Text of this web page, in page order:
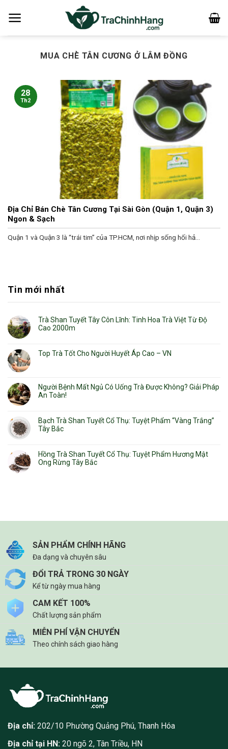
qua
MUA CHÈ TÂN CƯƠNG Ở LÂM ĐỒNG
Địa Chỉ Bán Chè Tân Cương Tại Sài Gòn (Quận 1, Quận 3)
Ngon & Sạch
Quận 1 và Quận 3 là “trái tim” của TP.HCM, nơi nhịp sống hối hả...
28
Th2
Tin mới nhất
Trà Shan Tuyết Tây Côn Lĩnh: Tinh Hoa Trà Việt Từ Độ
Cao 2000m
Top Trà Tốt Cho Người Huyết Áp Cao – VN
Người Bệnh Mất Ngủ Có Uống Trà Được Không? Giải Pháp
An Toàn!
Bạch Trà Shan Tuyết Cổ Thụ: Tuyệt Phẩm “Vàng Trắng”
Tây Bắc
Hồng Trà Shan Tuyết Cổ Thụ: Tuyệt Phẩm Hương Mật
Ong Rừng Tây Bắc
SẢN PHẨM CHÍNH HÃNG
Đa dạng và chuyên sâu
ĐỔI TRẢ TRONG 30 NGÀY
Kể từ ngày mua hàng
CAM KẾT 100%
Chất lượng sản phẩm
MIỄN PHÍ VẬN CHUYỂN
Theo chính sách giao hàng
Địa chỉ: 202/10 Phường Quảng Phú, Thanh Hóa
Địa chỉ tại HN: 20 ngõ 2, Tân Triều, HN